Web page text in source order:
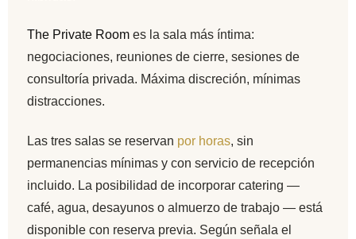
The Private Room es la sala más íntima:
negociaciones, reuniones de cierre, sesiones de
consultoría privada. Máxima discreción, mínimas
distracciones.
Las tres salas se reservan por horas, sin
permanencias mínimas y con servicio de recepción
incluido. La posibilidad de incorporar catering —
café, agua, desayunos o almuerzo de trabajo — está
disponible con reserva previa. Según señala el